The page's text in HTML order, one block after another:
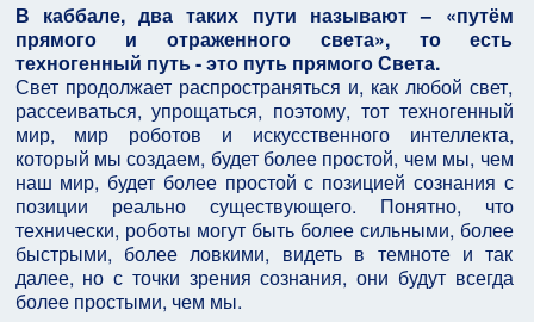
В каббале, два таких пути называют – «путём
прямого и отраженного света», то есть
техногенный путь - это путь прямого Света.
Свет продолжает распространяться и, как любой свет,
рассеиваться, упрощаться, поэтому, тот техногенный
мир, мир роботов и искусственного интеллекта,
который мы создаем, будет более простой, чем мы, чем
наш мир, будет более простой с позицией сознания с
позиции реально существующего. Понятно, что
технически, роботы могут быть более сильными, более
быстрыми, более ловкими, видеть в темноте и так
далее, но с точки зрения сознания, они будут всегда
более простыми, чем мы.